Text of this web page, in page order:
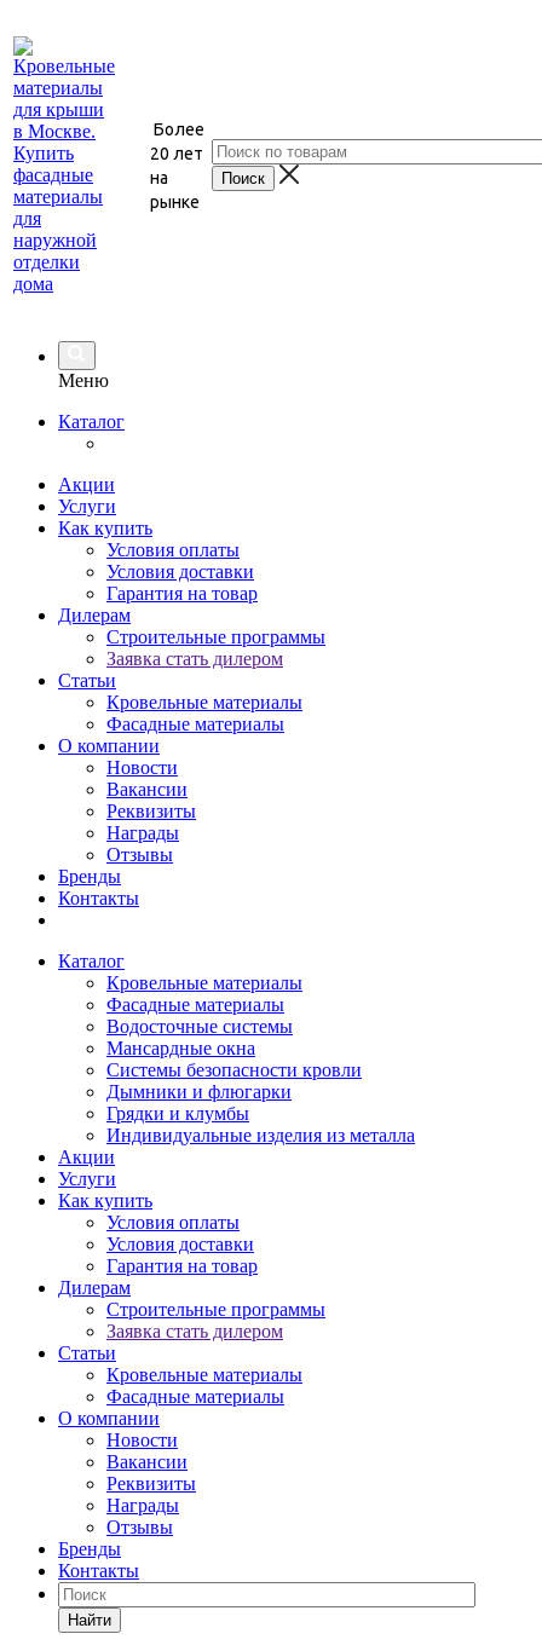
Более
20 лет
на
рынке
Меню
Каталог
Акции
Услуги
Как купить
Условия оплаты
Условия доставки
Гарантия на товар
Дилерам
Строительные программы
Заявка стать дилером
Статьи
Кровельные материалы
Фасадные материалы
О компании
Новости
Вакансии
Реквизиты
Награды
Отзывы
Бренды
Контакты
Каталог
Кровельные материалы
Фасадные материалы
Водосточные системы
Мансардные окна
Системы безопасности кровли
Дымники и флюгарки
Грядки и клумбы
Индивидуальные изделия из металла
Акции
Услуги
Как купить
Условия оплаты
Условия доставки
Гарантия на товар
Дилерам
Строительные программы
Заявка стать дилером
Статьи
Кровельные материалы
Фасадные материалы
О компании
Новости
Вакансии
Реквизиты
Награды
Отзывы
Бренды
Контакты
Найти